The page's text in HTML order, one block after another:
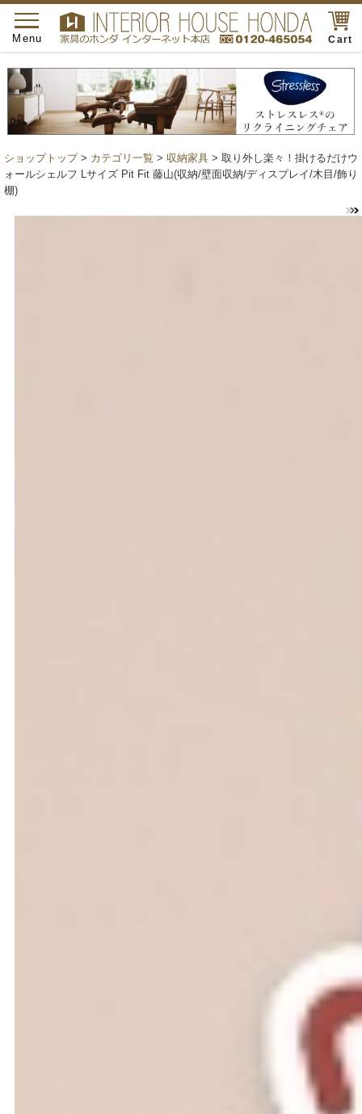
Cart
toggle
navigation
Menu
ショップトップ> カテゴリ一覧 > 収納家具 > 取り外し楽々！掛けるだけウ
ォールシェルフ Lサイズ Pit Fit 藤山(収納/壁面収納/ディスプレイ/木目/飾り
棚)